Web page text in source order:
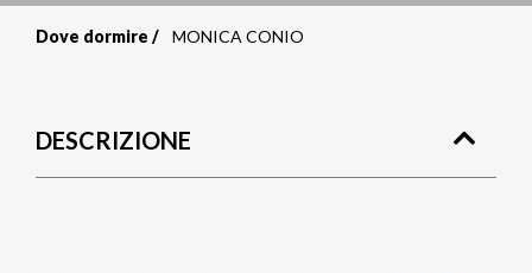
pane
Dove dormire MONICA CONIO
DESCRIZIONE